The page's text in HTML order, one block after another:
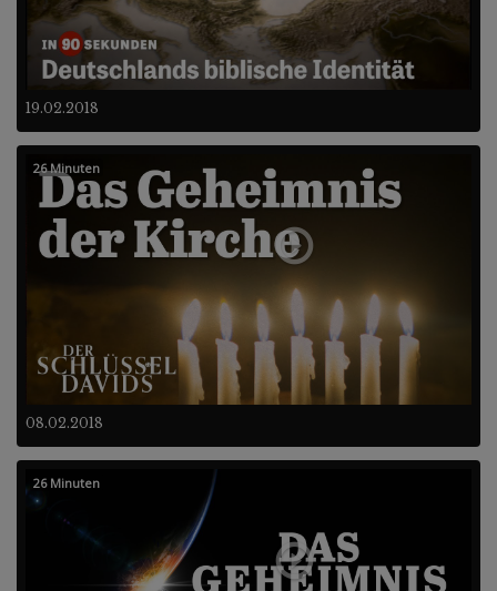
19.02.2018
08.02.2018
26 Minuten
26 Minuten